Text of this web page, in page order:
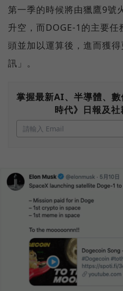
第一季的時候將由獵鷹9號
升空，而DOGE-1的主要
頭並加以運算後，進而獲
訊」。
掌握最新AI、半導體、
時代》日報及